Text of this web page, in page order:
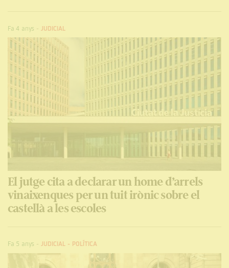
Fa 4 anys -JUDICIAL
El jutge cita a declarar un home d’arrels
vinaixenques per un tuit irònic sobre el
castellà a les escoles
Fa 5 anys -JUDICIAL - POLÍTICA